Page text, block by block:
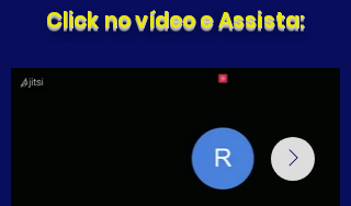
Click no vídeo e Assista: